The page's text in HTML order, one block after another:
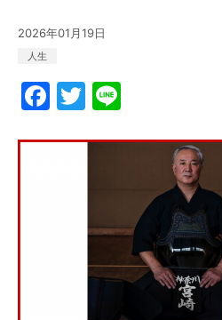
2026年01月19日
人生
F
a
c
T
w
itte